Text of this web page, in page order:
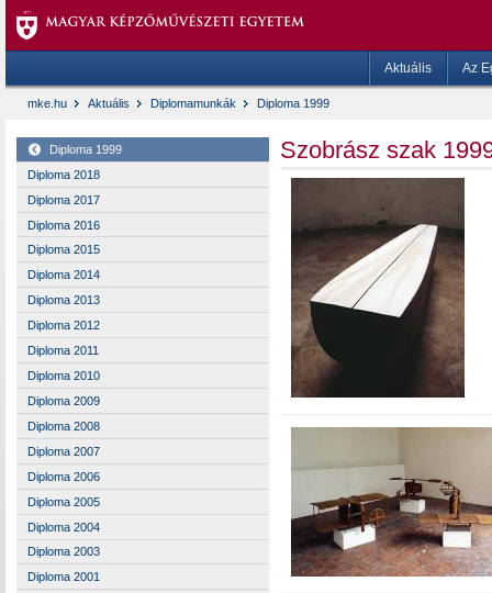
Aktuális Az
mke.hu Aktuális Diplomamunkák Diploma 1999
Diploma 1999
Diploma 2018
Diploma 2017
Diploma 2016
Diploma 2015
Diploma 2014
Diploma 2013
Diploma 2012
Diploma 2011
Diploma 2010
Diploma 2009
Diploma 2008
Diploma 2007
Diploma 2006
Diploma 2005
Diploma 2004
Diploma 2003
Diploma 2001
Szobrász szak